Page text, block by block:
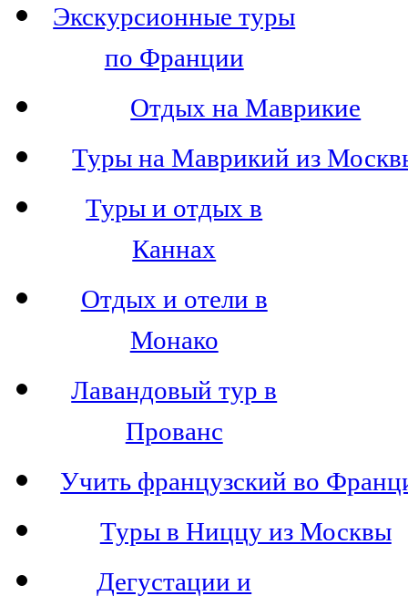
Экскурсионные туры
по Франции
Отдых на Маврикие
Туры на Маврикий из
Туры и отдых в
Каннах
Отдых и отели в
Монако
Лавандовый тур в
Прованс
Учить французский во
Туры в Ниццу из Москвы
Дегустации и